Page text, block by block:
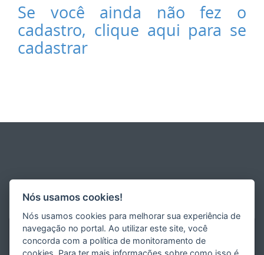
Se você ainda não fez o
cadastro, clique aqui para se
cadastrar
Nós usamos cookies!
Nós usamos cookies para melhorar sua experiência de
navegação no portal. Ao utilizar este site, você
concorda com a política de monitoramento de